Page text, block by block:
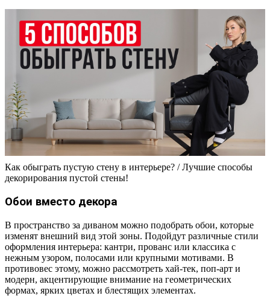
Как обыграть пустую стену в интерьере? / Лучшие способы
декорирования пустой стены!
Обои вместо декора
В пространство за диваном можно подобрать обои, которые
изменят внешний вид этой зоны. Подойдут различные стили
оформления интерьера: кантри, прованс или классика с
нежным узором, полосами или крупными мотивами. В
противовес этому, можно рассмотреть хай-тек, поп-арт и
модерн, акцентирующие внимание на геометрических
формах, ярких цветах и блестящих элементах.